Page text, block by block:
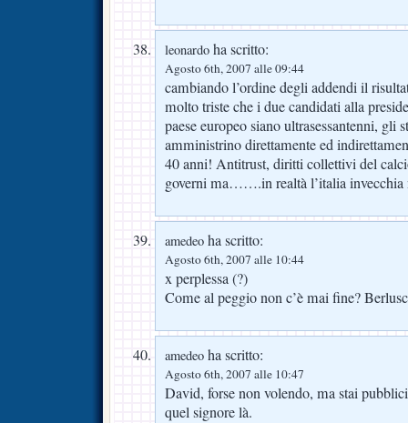
leonardo ha scritto:
Agosto 6th, 2007 alle 09:44
cambiando l’ordine degli addendi il
molto triste che i due candidati alla
paese europeo siano ultrasessantenni, gli
amministrino direttamente ed
40 anni! Antitrust, diritti collettivi del
governi ma…….in realtà l’italia invecchia
amedeo ha scritto:
Agosto 6th, 2007 alle 10:44
x perplessa (?)
Come al peggio non c’è mai fine?
amedeo ha scritto:
Agosto 6th, 2007 alle 10:47
David, forse non volendo, ma stai
quel signore là.